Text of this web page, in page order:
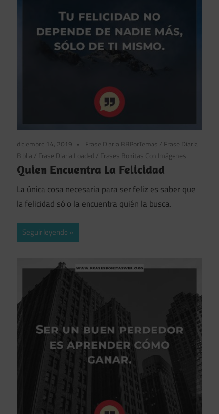
diciembre 14, 2019 Frase Diaria BBPorTemas / Frase Diaria
Biblia / Frase Diaria Loaded / Frases Bonitas Con Imágenes
Quien Encuentra La Felicidad
La única cosa necesaria para ser feliz es saber que
la felicidad sólo la encuentra quién la busca.
Seguir leyendo